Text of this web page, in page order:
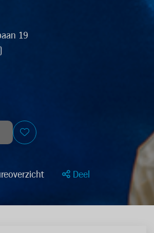
19
Deel